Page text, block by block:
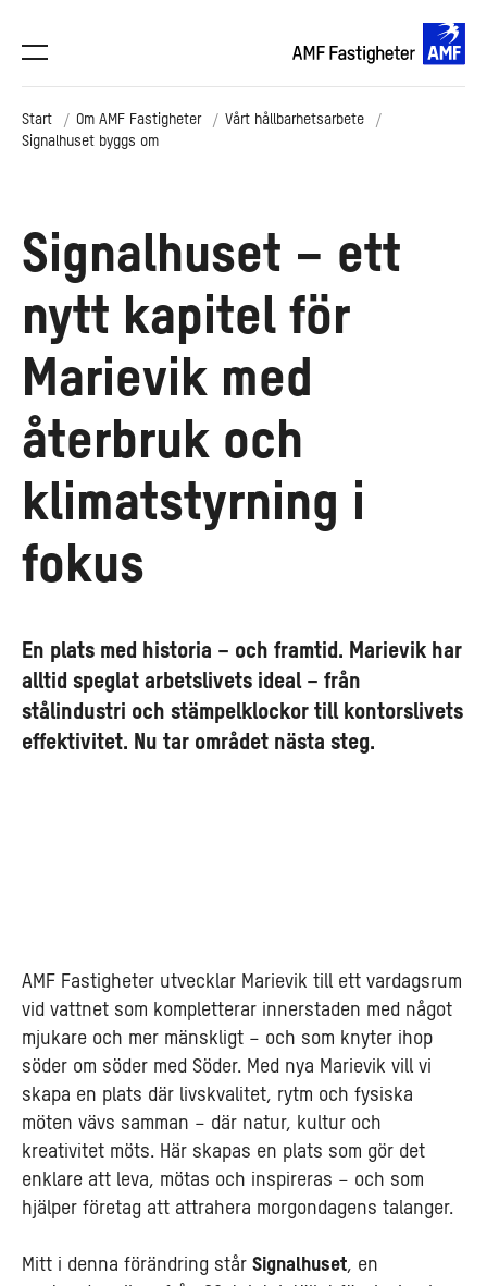
Start Om AMF Fastigheter
Vårt hållbarhetsarbete
Signalhuset byggs om
Signalhuset – ett
nytt kapitel för
Marievik med
återbruk och
klimatstyrning i
fokus
En plats med historia – och framtid. Marievik har
alltid speglat arbetslivets ideal – från
stålindustri och stämpelklockor till kontorslivets
effektivitet. Nu tar området nästa steg.
AMF Fastigheter utvecklar Marievik till ett vardagsrum
vid vattnet som kompletterar innerstaden med något
mjukare och mer mänskligt – och som knyter ihop
söder om söder med Söder. Med nya Marievik vill vi
skapa en plats där livskvalitet, rytm och fysiska
möten vävs samman – där natur, kultur och
kreativitet möts. Här skapas en plats som gör det
enklare att leva, mötas och inspireras – och som
hjälper företag att attrahera morgondagens talanger.
Mitt i denna förändring står Signalhuset, en